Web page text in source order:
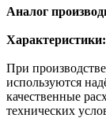
Аналог
Характеристики:
При
используются
качественные
технических